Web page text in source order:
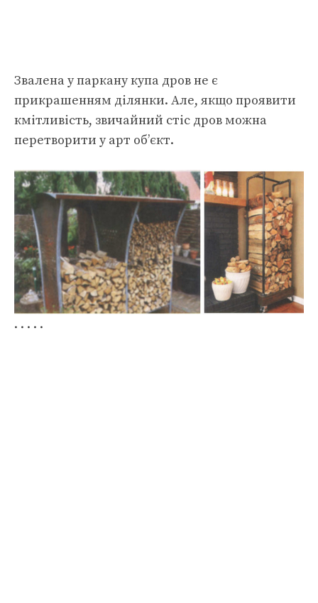
Звалена у паркану купа дров не є
прикрашенням ділянки. Але, якщо проявити
кмітливість, звичайний стіс дров можна
перетворити у арт об’єкт.
. . . . .